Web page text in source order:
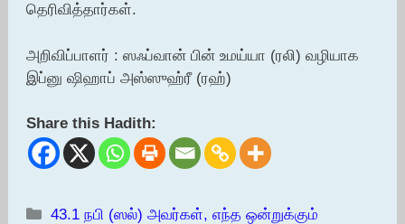
தெரிவித்தார்கள்.
அறிவிப்பாளர் : ஸஃப்வான் பின் உமய்யா (ரலி) வழியாக
இப்னு ஷிஹாப் அஸ்ஸுஹ்ரீ (ரஹ்)
Share this Hadith:
Categories
43.1 நபி (ஸல்) அவர்கள், எந்த ஒன்றுக்கும்